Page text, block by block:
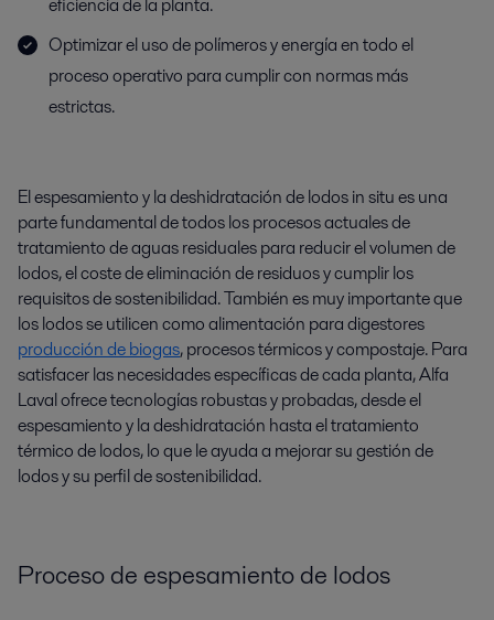
Optimizar el uso de polímeros y energía en todo el
proceso operativo para cumplir con normas más
estrictas.
El espesamiento y la deshidratación de lodos in situ es una
parte fundamental de todos los procesos actuales de
tratamiento de aguas residuales para reducir el volumen de
lodos, el coste de eliminación de residuos y cumplir los
requisitos de sostenibilidad. También es muy importante que
los lodos se utilicen como alimentación para digestores
producción de biogas, procesos térmicos y compostaje. Para
satisfacer las necesidades específicas de cada planta, Alfa
Laval ofrece tecnologías robustas y probadas, desde el
espesamiento y la deshidratación hasta el tratamiento
térmico de lodos, lo que le ayuda a mejorar su gestión de
lodos y su perfil de sostenibilidad.
Proceso de espesamiento de lodos